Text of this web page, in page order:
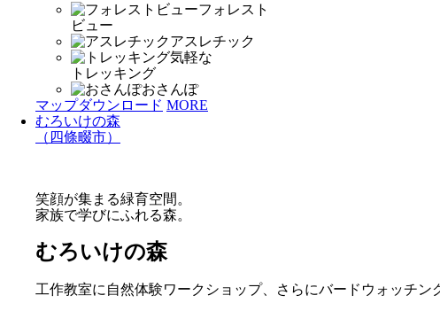
フォレスト
ビュー
アスレチック
気軽な
トレッキング
おさんぽ
マップダウンロード MORE
むろいけの森
（四條畷市）
笑顔が集まる緑育空間。
家族で学びにふれる森。
むろいけの森
工作教室に自然体験ワークショップ、さらにバードウォッチ